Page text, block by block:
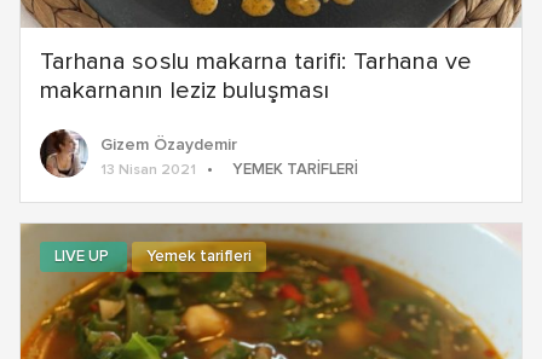
Tarhana soslu makarna tarifi: Tarhana ve
makarnanın leziz buluşması
Gizem Özaydemir
13 Nisan 2021 YEMEK TARIFLERI
LIVE UP Yemek tarifleri